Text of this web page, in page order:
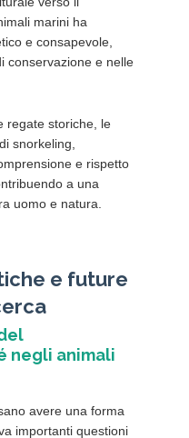
marini ha
e consapevole,
conservazione e nelle
regate storiche, le
snorkeling,
e rispetto
a una
uomo e natura.
e future
negli animali
avere una forma
importanti questioni